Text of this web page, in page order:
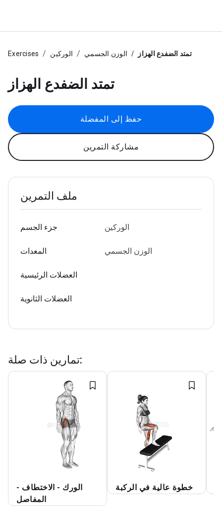
Exercises الوركين الوزن الجسمي تمتد الضفدع الهزاز
تمتد الضفدع الهزاز
حفظ إلى المفضلة
مشاركة التمرين
ملف التمرين
جزء الجسم الوركين
المعدات الوزن الجسمي
العضلات الرئيسية
العضلات الثانوية
تمارين ذات صلة:
الورك - الاختطاف -
المفاصل
خطوة عالية في الركبة